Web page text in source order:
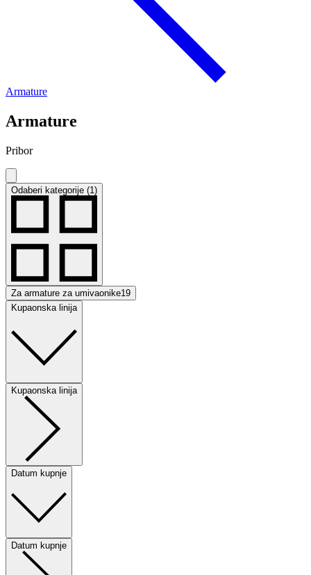
Armature
Armature
Pribor
Odaberi kategorije (1)
Za armature za umivaonike19
Kupaonska linija
Kupaonska linija
Datum kupnje
Datum kupnje